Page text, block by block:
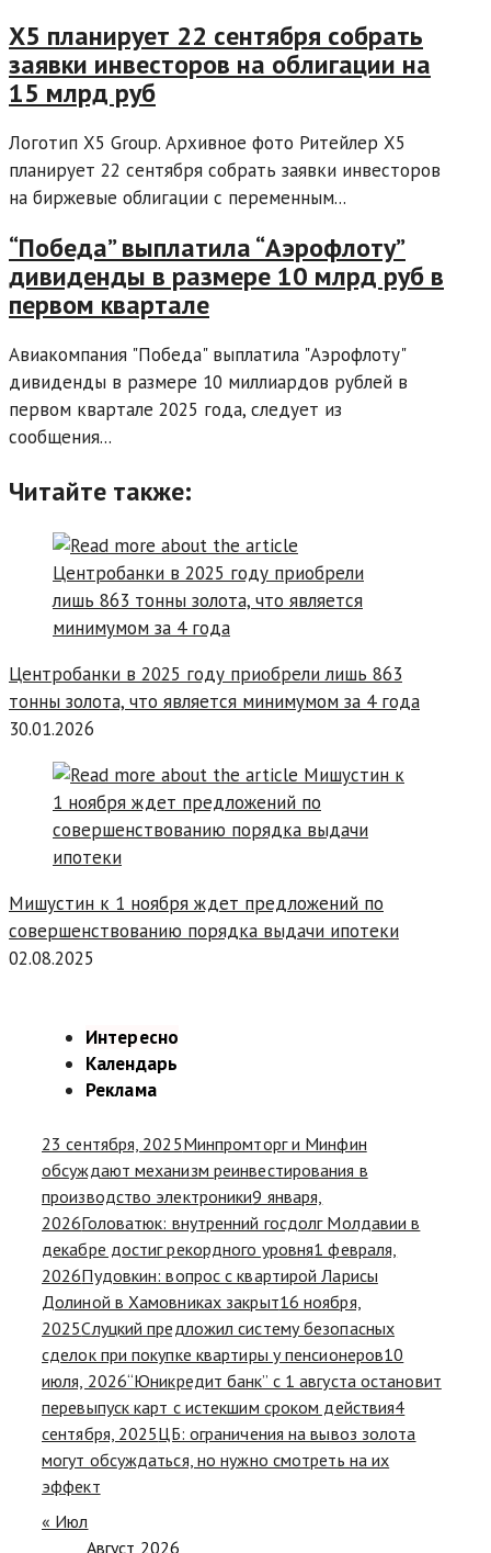
X5 планирует 22 сентября собрать
заявки инвесторов на облигации на
15 млрд руб
Логотип X5 Group. Архивное фото Ритейлер X5
планирует 22 сентября собрать заявки инвесторов
на биржевые облигации с переменным...
“Победа” выплатила “Аэрофлоту”
дивиденды в размере 10 млрд руб в
первом квартале
Авиакомпания "Победа" выплатила "Аэрофлоту"
дивиденды в размере 10 миллиардов рублей в
первом квартале 2025 года, следует из
сообщения...
Читайте также:
Центробанки в 2025 году приобрели лишь 863
тонны золота, что является минимумом за 4 года
30.01.2026
Мишустин к 1 ноября ждет предложений по
совершенствованию порядка выдачи ипотеки
02.08.2025
Интересно
Календарь
Реклама
23 сентября, 2025Минпромторг и Минфин
обсуждают механизм реинвестирования в
производство электроники9 января,
2026Головатюк: внутренний госдолг Молдавии в
декабре достиг рекордного уровня1 февраля,
2026Пудовкин: вопрос с квартирой Ларисы
Долиной в Хамовниках закрыт16 ноября,
2025Слуцкий предложил систему безопасных
сделок при покупке квартиры у пенсионеров10
июля, 2026“Юникредит банк” с 1 августа остановит
перевыпуск карт с истекшим сроком действия4
сентября, 2025ЦБ: ограничения на вывоз золота
могут обсуждаться, но нужно смотреть на их
эффект
« Июл
Август 2026